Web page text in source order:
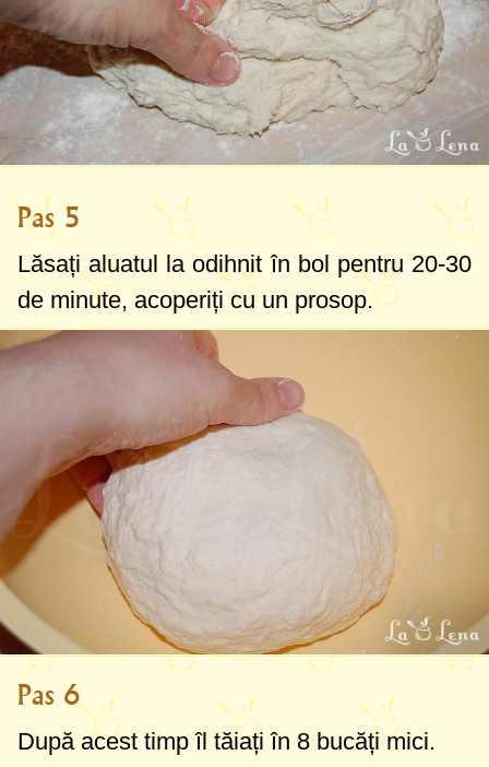
Pas 5
Lăsați aluatul la odihnit în bol pentru 20-30
de minute, acoperiți cu un prosop.
Pas 6
După acest timp îl tăiați în 8 bucăți mici.